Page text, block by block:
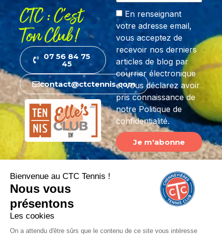
CTC : C'est
Ton Club!
07 56 84 75
45
contact@ctctennis.com
En renseignant
votre adresse email,
vous acceptez de
recevoir nos derniers
articles de blog par
courrier électronique
et vous déclarez avoir
pris connaissance de
notre Politique de
confidentialité.
Je m'abonne